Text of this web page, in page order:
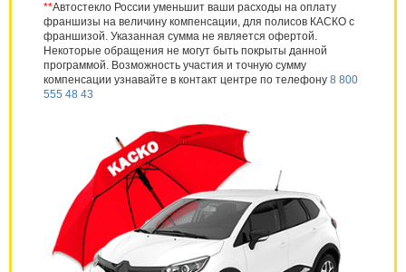
**Автостекло России уменьшит ваши расходы на оплату
франшизы на величину компенсации, для полисов КАСКО с
франшизой. Указанная сумма не является офертой.
Некоторые обращения не могут быть покрыты данной
программой. Возможность участия и точную сумму
компенсации узнавайте в контакт центре по телефону 8 800
555 48 43